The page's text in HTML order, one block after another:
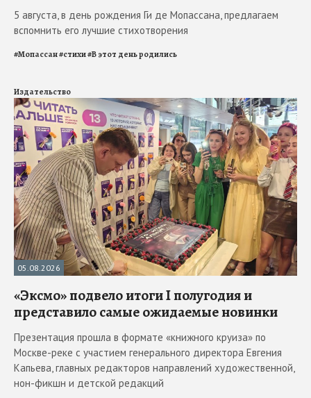
5 августа, в день рождения Ги де Мопассана, предлагаем
вспомнить его лучшие стихотворения
#Мопассан#стихи#В этот день родились
Издательство
05.08.2026
«Эксмо» подвело итоги I полугодия и
представило самые ожидаемые новинки
Презентация прошла в формате «книжного круиза» по
Москве-реке с участием генерального директора Евгения
Капьева, главных редакторов направлений художественной,
нон-фикшн и детской редакций